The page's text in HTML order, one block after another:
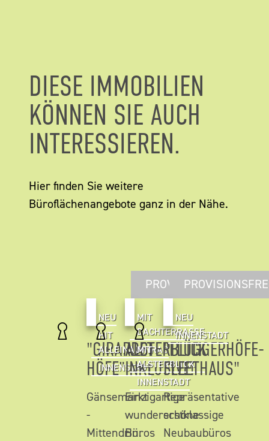
DIESE IMMOBILIEN
KÖNNEN SIE AUCH
INTERESSIEREN.
Hier finden Sie weitere
Büroflächenangebote ganz in der Nähe.
NEU
HIT
ALLEINAUFTRAG
INNENSTADT
"GIRARDET
HÖFE"
Gänsemarkt
-
Mittendrin.
PROVISIONSFREI
MIT
DACHTERRASSE
MIT
ALSTERBLICK
INNENSTADT
ALSTERBLICK
INKLUSIVE!
Einzigartige
wunderschöne
Büros
NEU
INNENSTADT
"FLÜGGERHÖFE-
FLEETHAUS"
Repräsentative
erstklassige
Neubaubüros